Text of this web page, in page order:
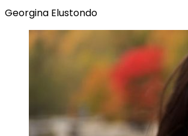
Georgina Elustondo